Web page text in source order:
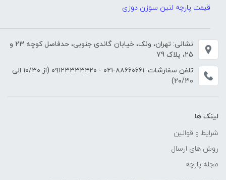
قیمت پارچه لنین سوزن دوزی
نشانی: تهران، ونک، خیابان گاندی جنوبی، حدفاصل کوچه 23 و
25، پلاک 79
تلفن سفارشات: ۸۸۶۶۰۶۶۱-۰۲۱ - ۰۹۱۲۳۳۳۳۴۲۰
(از ۱۰/۳۰ الی
۲۰/۳۰)
لینک ها
شرایط و قوانین
روش های ارسال
مجله پارچه